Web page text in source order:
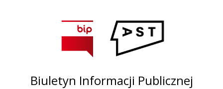
Przejdź do
głównego menu
Przejdź do treści
Przejdź do mapy
serwisu
Biuletyn Informacji Publicznej